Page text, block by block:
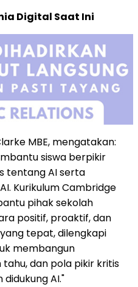
Digital Saat Ini
MBE, mengatakan:
siswa berpikir
tentang AI serta
Kurikulum Cambridge
pihak sekolah
positif, proaktif, dan
tepat, dilengkapi
membangun
dan pola pikir kritis
didukung AI."